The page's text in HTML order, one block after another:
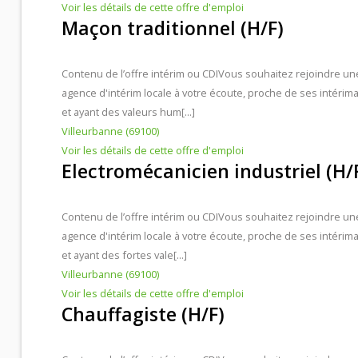
Voir les détails de cette offre d'emploi
Maçon traditionnel (H/F)
Contenu de l’offre intérim ou CDIVous souhaitez rejoindre
agence d'intérim locale à votre écoute, proche de ses
et ayant des valeurs hum[...]
Villeurbanne (69100)
Voir les détails de cette offre d'emploi
Electromécanicien industriel (H/
Contenu de l’offre intérim ou CDIVous souhaitez rejoindre
agence d'intérim locale à votre écoute, proche de ses
et ayant des fortes vale[...]
Villeurbanne (69100)
Voir les détails de cette offre d'emploi
Chauffagiste (H/F)